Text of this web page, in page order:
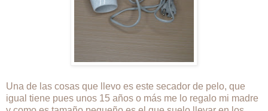
Una de las cosas que llevo es este secador de pelo, que
igual tiene pues unos 15 años o más me lo regalo mi madre